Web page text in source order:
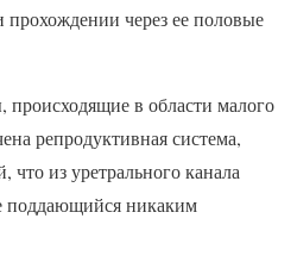
через ее половые
происходящие в области малого
репродуктивная система,
что из уретрального канала
поддающийся никаким